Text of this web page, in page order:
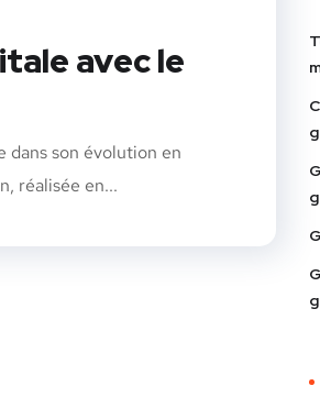
avec le
dans son évolution en
réalisée en...